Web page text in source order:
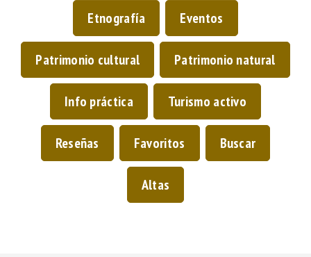
Etnografía Eventos
Patrimonio cultural Patrimonio natural
Info práctica Turismo activo
Reseñas Favoritos Buscar
Altas